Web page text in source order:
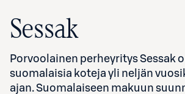
Sessak
Porvoolainen perheyritys Sessak
suomalaisia koteja yli neljän
ajan. Suomalaiseen makuun